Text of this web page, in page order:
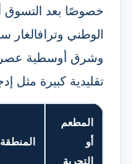
خصوصًا بعد التسوق
الوطني
وشرق أوسطية
تقليدية كبيرة مثل
المطعم
أو
التجربة
المنطقة